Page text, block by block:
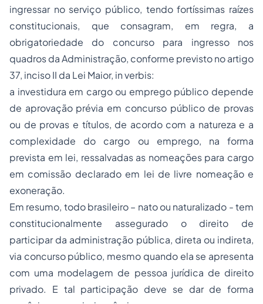
ingressar no serviço público, tendo fortíssimas raízes
constitucionais, que consagram, em regra, a
obrigatoriedade do concurso para ingresso nos
quadros da Administração, conforme previsto no artigo
37, inciso II da Lei Maior, in verbis:
a investidura em cargo ou emprego público depende
de aprovação prévia em concurso público de provas
ou de provas e títulos, de acordo com a natureza e a
complexidade do cargo ou emprego, na forma
prevista em lei, ressalvadas as nomeações para cargo
em comissão declarado em lei de livre nomeação e
exoneração.
Em resumo, todo brasileiro – nato ou naturalizado - tem
constitucionalmente assegurado o direito de
participar da administração pública, direta ou indireta,
via concurso público, mesmo quando ela se apresenta
com uma modelagem de pessoa jurídica de direito
privado. E tal participação deve se dar de forma